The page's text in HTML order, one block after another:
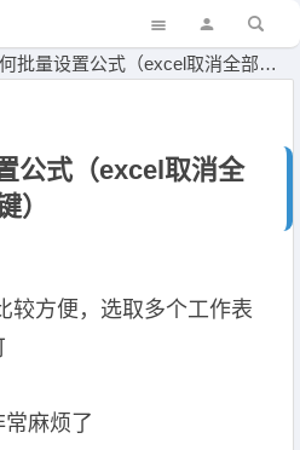
设置公式（excel取消全部隐藏sheet快捷键）
公式（excel取消全
）
较方便，选取多个工作表
麻烦了